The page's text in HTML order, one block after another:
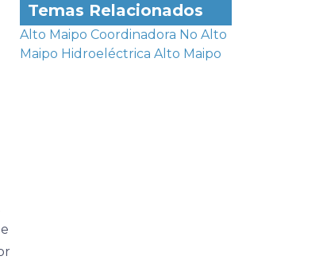
Temas Relacionados
Alto Maipo Coordinadora No Alto
Maipo Hidroeléctrica Alto Maipo